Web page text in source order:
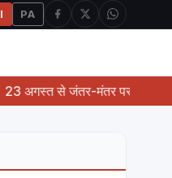
PA
मंतर पर आमरण अनशन करेंगे